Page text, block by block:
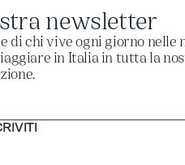
newsletter
di chi vive ogni giorno nelle
in Italia in tutta la